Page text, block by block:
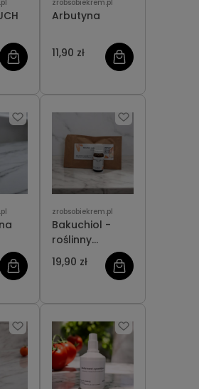
zrobsobiekrem.pl
Arbutyna
11,90 zł
zrobsobiekrem.pl
Bakuchiol -
roślinny
retinoid
19,90 zł